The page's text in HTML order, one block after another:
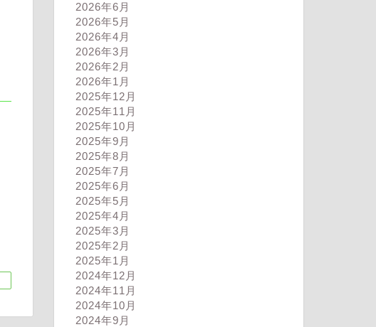
2026年6月
2026年5月
2026年4月
2026年3月
2026年2月
2026年1月
2025年12月
2025年11月
2025年10月
2025年9月
2025年8月
2025年7月
2025年6月
2025年5月
2025年4月
2025年3月
2025年2月
2025年1月
2024年12月
2024年11月
2024年10月
2024年9月